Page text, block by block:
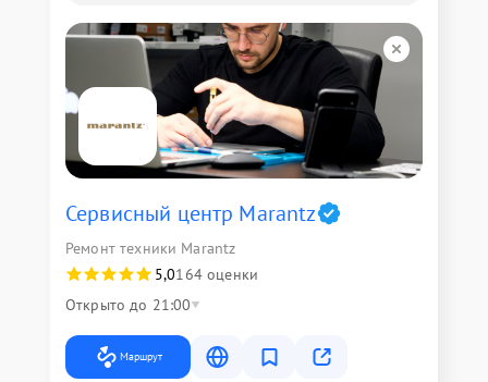
Сервисный центр Marantz
Ремонт техники Marantz
5,0164 оценки
Открыто до 21:00
Маршрут